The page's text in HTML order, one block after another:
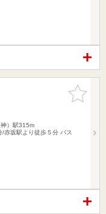
お気に入
りに追加
）駅315m
赤坂駅より徒歩５分 バス